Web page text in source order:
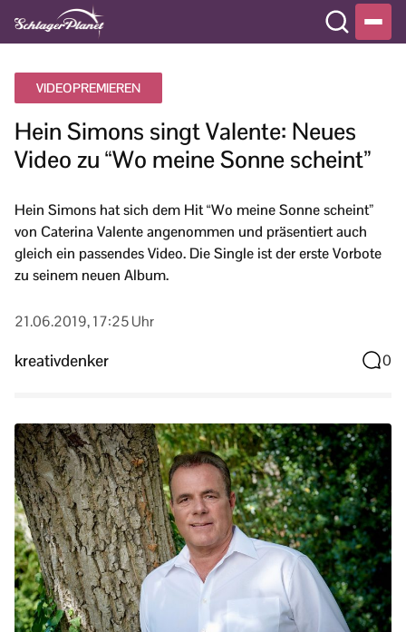
VIDEOPREMIEREN
Hein Simons singt Valente: Neues
Video zu “Wo meine Sonne scheint”
Hein Simons hat sich dem Hit “Wo meine Sonne scheint”
von Caterina Valente angenommen und präsentiert auch
gleich ein passendes Video. Die Single ist der erste Vorbote
zu seinem neuen Album.
21.06.2019, 17:25 Uhr
kreativdenker 0